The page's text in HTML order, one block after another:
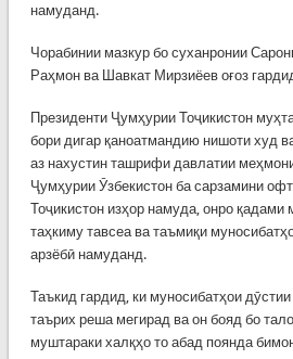
намуданд.
Чорабинии мазкур бо суханронии
Раҳмон ва Шавкат Мирзиёев оғоз
Президенти Ҷумҳурии Тоҷикистон
бори дигар қаноатмандию нишоти худ
аз нахустин ташрифи давлатии
Ҷумҳурии Ӯзбекистон ба сарзамини
Тоҷикистон изҳор намуда, онро қадами
таҳкиму тавсеа ва таъмиқи
арзёбӣ намуданд.
Таъкид гардид, ки муносибатҳои
таърих реша мегирад ва он бояд бо
муштараки халқҳо то абад поянда